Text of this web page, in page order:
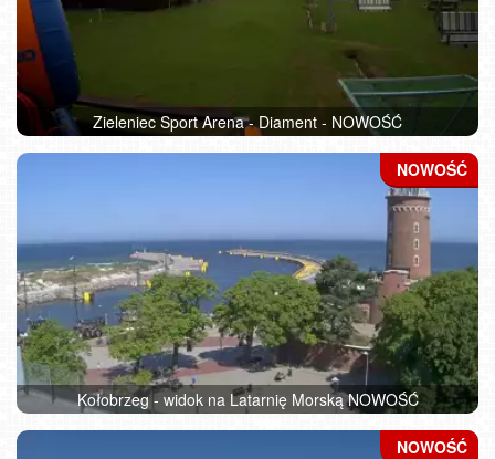
Zieleniec Sport Arena - Diament - NOWOŚĆ
Kołobrzeg - widok na Latarnię Morską NOWOŚĆ